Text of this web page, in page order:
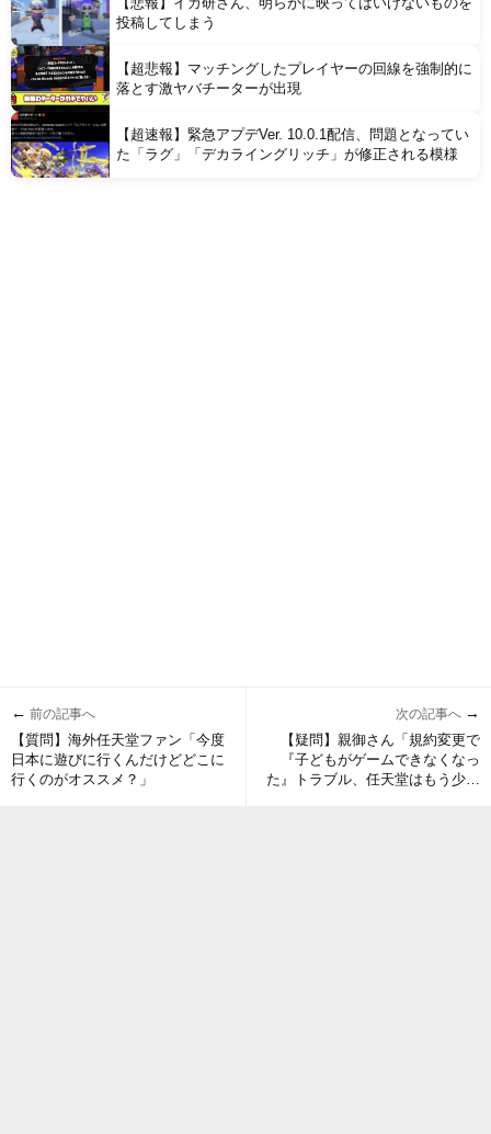
投稿してしまう
【超悲報】マッチングしたプレイヤーの回線を強制的に
落とす激ヤバチーターが出現
【超速報】緊急アプデVer. 10.0.1配信、問題となってい
た「ラグ」「デカライングリッチ」が修正される模様
← 前の記事へ
【質問】海外任天堂ファン「今度
日本に遊びに行くんだけどどこに
行くのがオススメ？」
次の記事へ →
【疑問】親御さん「規約変更で
『子どもがゲームできなくなっ
た』トラブル、任天堂はもう少し